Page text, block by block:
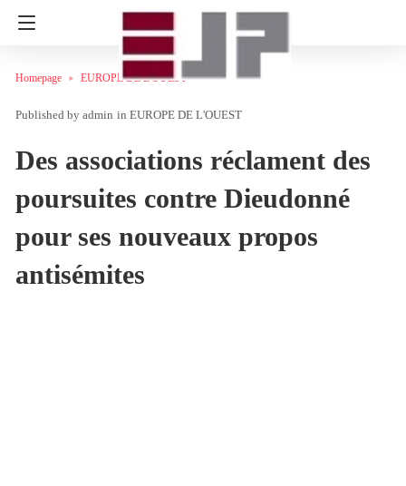
Homepage EUROPE DE L'OUEST
admin in EUROPE DE L'OUEST
Des associations réclament des
poursuites contre Dieudonné
pour ses nouveaux propos
antisémites